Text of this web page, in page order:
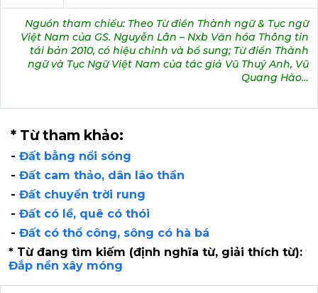
Nguồn tham chiếu: Theo Từ điển Thành ngữ & Tục ngữ
Việt Nam của GS. Nguyễn Lân – Nxb Văn hóa Thông tin
tái bản 2010, có hiệu chỉnh và bổ sung; Từ điển Thành
ngữ và Tục Ngữ Việt Nam của tác giả Vũ Thuý Anh, Vũ
Quang Hào…
* Từ tham khảo:
- Đất bằng nổi sóng
- Đất cam thảo, dân lão thần
- Đất chuyển trời rung
- Đất có lề, quê có thói
- Đất có thổ công, sông có hà bá
* Từ đang tìm kiếm (định nghĩa từ, giải thích từ):
Đắp nền xây móng